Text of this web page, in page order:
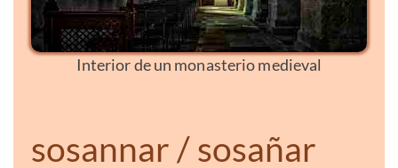
Interior de un monasterio medieval
sosannar / sosañar